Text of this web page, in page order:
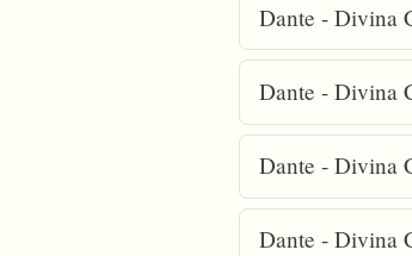
Dante - Divina
Dante - Divina
Dante - Divina
Dante - Divina